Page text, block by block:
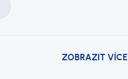
ZOBRAZIT VÍCE